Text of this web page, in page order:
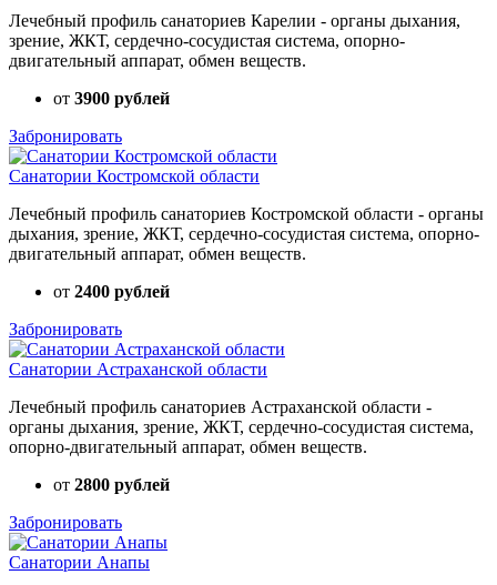
Лечебный профиль санаториев Карелии - органы дыхания,
зрение, ЖКТ, сердечно-сосудистая система, опорно-
двигательный аппарат, обмен веществ.
от 3900 рублей
Забронировать
Санатории Костромской области
Лечебный профиль санаториев Костромской области - органы
дыхания, зрение, ЖКТ, сердечно-сосудистая система, опорно-
двигательный аппарат, обмен веществ.
от 2400 рублей
Забронировать
Санатории Астраханской области
Лечебный профиль санаториев Астраханской области -
органы дыхания, зрение, ЖКТ, сердечно-сосудистая система,
опорно-двигательный аппарат, обмен веществ.
от 2800 рублей
Забронировать
Санатории Анапы